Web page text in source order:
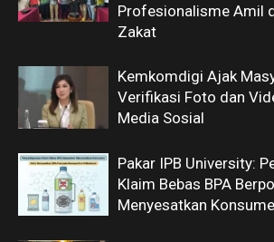
Profesionalisme Amil
Zakat
Kemkomdigi Ajak
Verifikasi Foto dan
Media Sosial
Pakar IPB University:
Klaim Bebas BPA
Menyesatkan